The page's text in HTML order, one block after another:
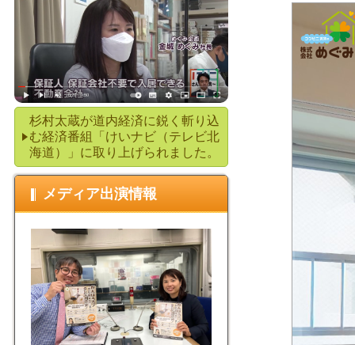
杉村太蔵が道内経済に鋭く斬り込
む経済番組「けいナビ（テレビ北
海道）」に取り上げられました。
メディア出演情報